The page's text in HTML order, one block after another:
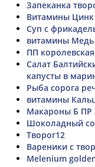
Запеканка
Витамины Цинк
Суп с
витамины Медь
ПП
Салат
капусты в
Рыба сорога
витамины
Макароны Б ПР
Шоколадный
Творог12
Вареники с
Melenium